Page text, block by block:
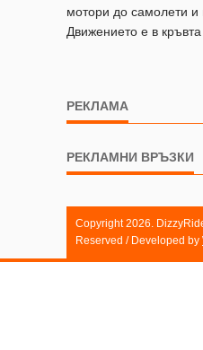
мотори до самолети
Движението е в кръвта
РЕКЛАМА
РЕКЛАМНИ ВРЪЗКИ
Copyright 2026.
Reserved / Developed by